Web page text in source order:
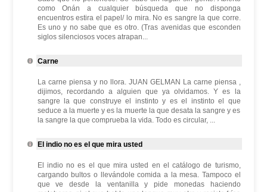
como Onán a cualquier búsqueda que no disponga
encuentros estira el papel/ lo mira. No es sangre la que corre.
Es uno y no sabe que es otro. (Tras avenidas que esconden
siglos silenciosos voces atrapan...
Carne
La carne piensa y no llora. JUAN GELMAN La carne piensa ,
dijimos, recordando a alguien que ya olvidamos. Y es la
sangre la que construye el instinto y es el instinto el que
seduce a la muerte y es la muerte la que desata la sangre y es
la sangre la que comprueba la vida. Todo es circular, ...
El indio no es el que mira usted
El indio no es el que mira usted en el catálogo de turismo,
cargando bultos o llevándole comida a la mesa. Tampoco el
que ve desde la ventanilla y pide monedas haciendo